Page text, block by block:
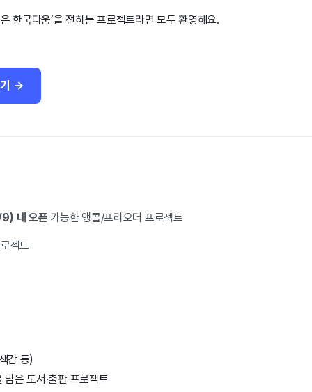
한국다움’을 전하는 프로젝트라면 모두 환영해요.
기 →
내 오픈 가능한 앵콜/프리오더 프로젝트
젝트
감 등)
은 도서·출판 프로젝트